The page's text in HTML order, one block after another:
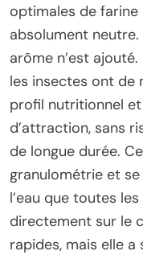
optimales de farine
absolument
arôme n’est
les insectes ont de
profil nutritionnel
d’attraction, sans
de longue durée.
granulométrie et
l’eau que toutes
directement sur le
rapides, mais elle